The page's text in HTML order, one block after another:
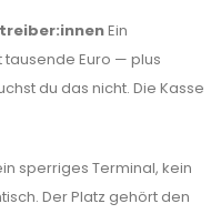
Ein
tausende Euro — plus
du das nicht. Die Kasse
sperriges Terminal, kein
Der Platz gehört den